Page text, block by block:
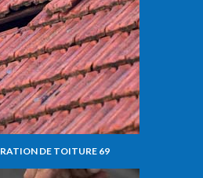
DE TOITURE 69